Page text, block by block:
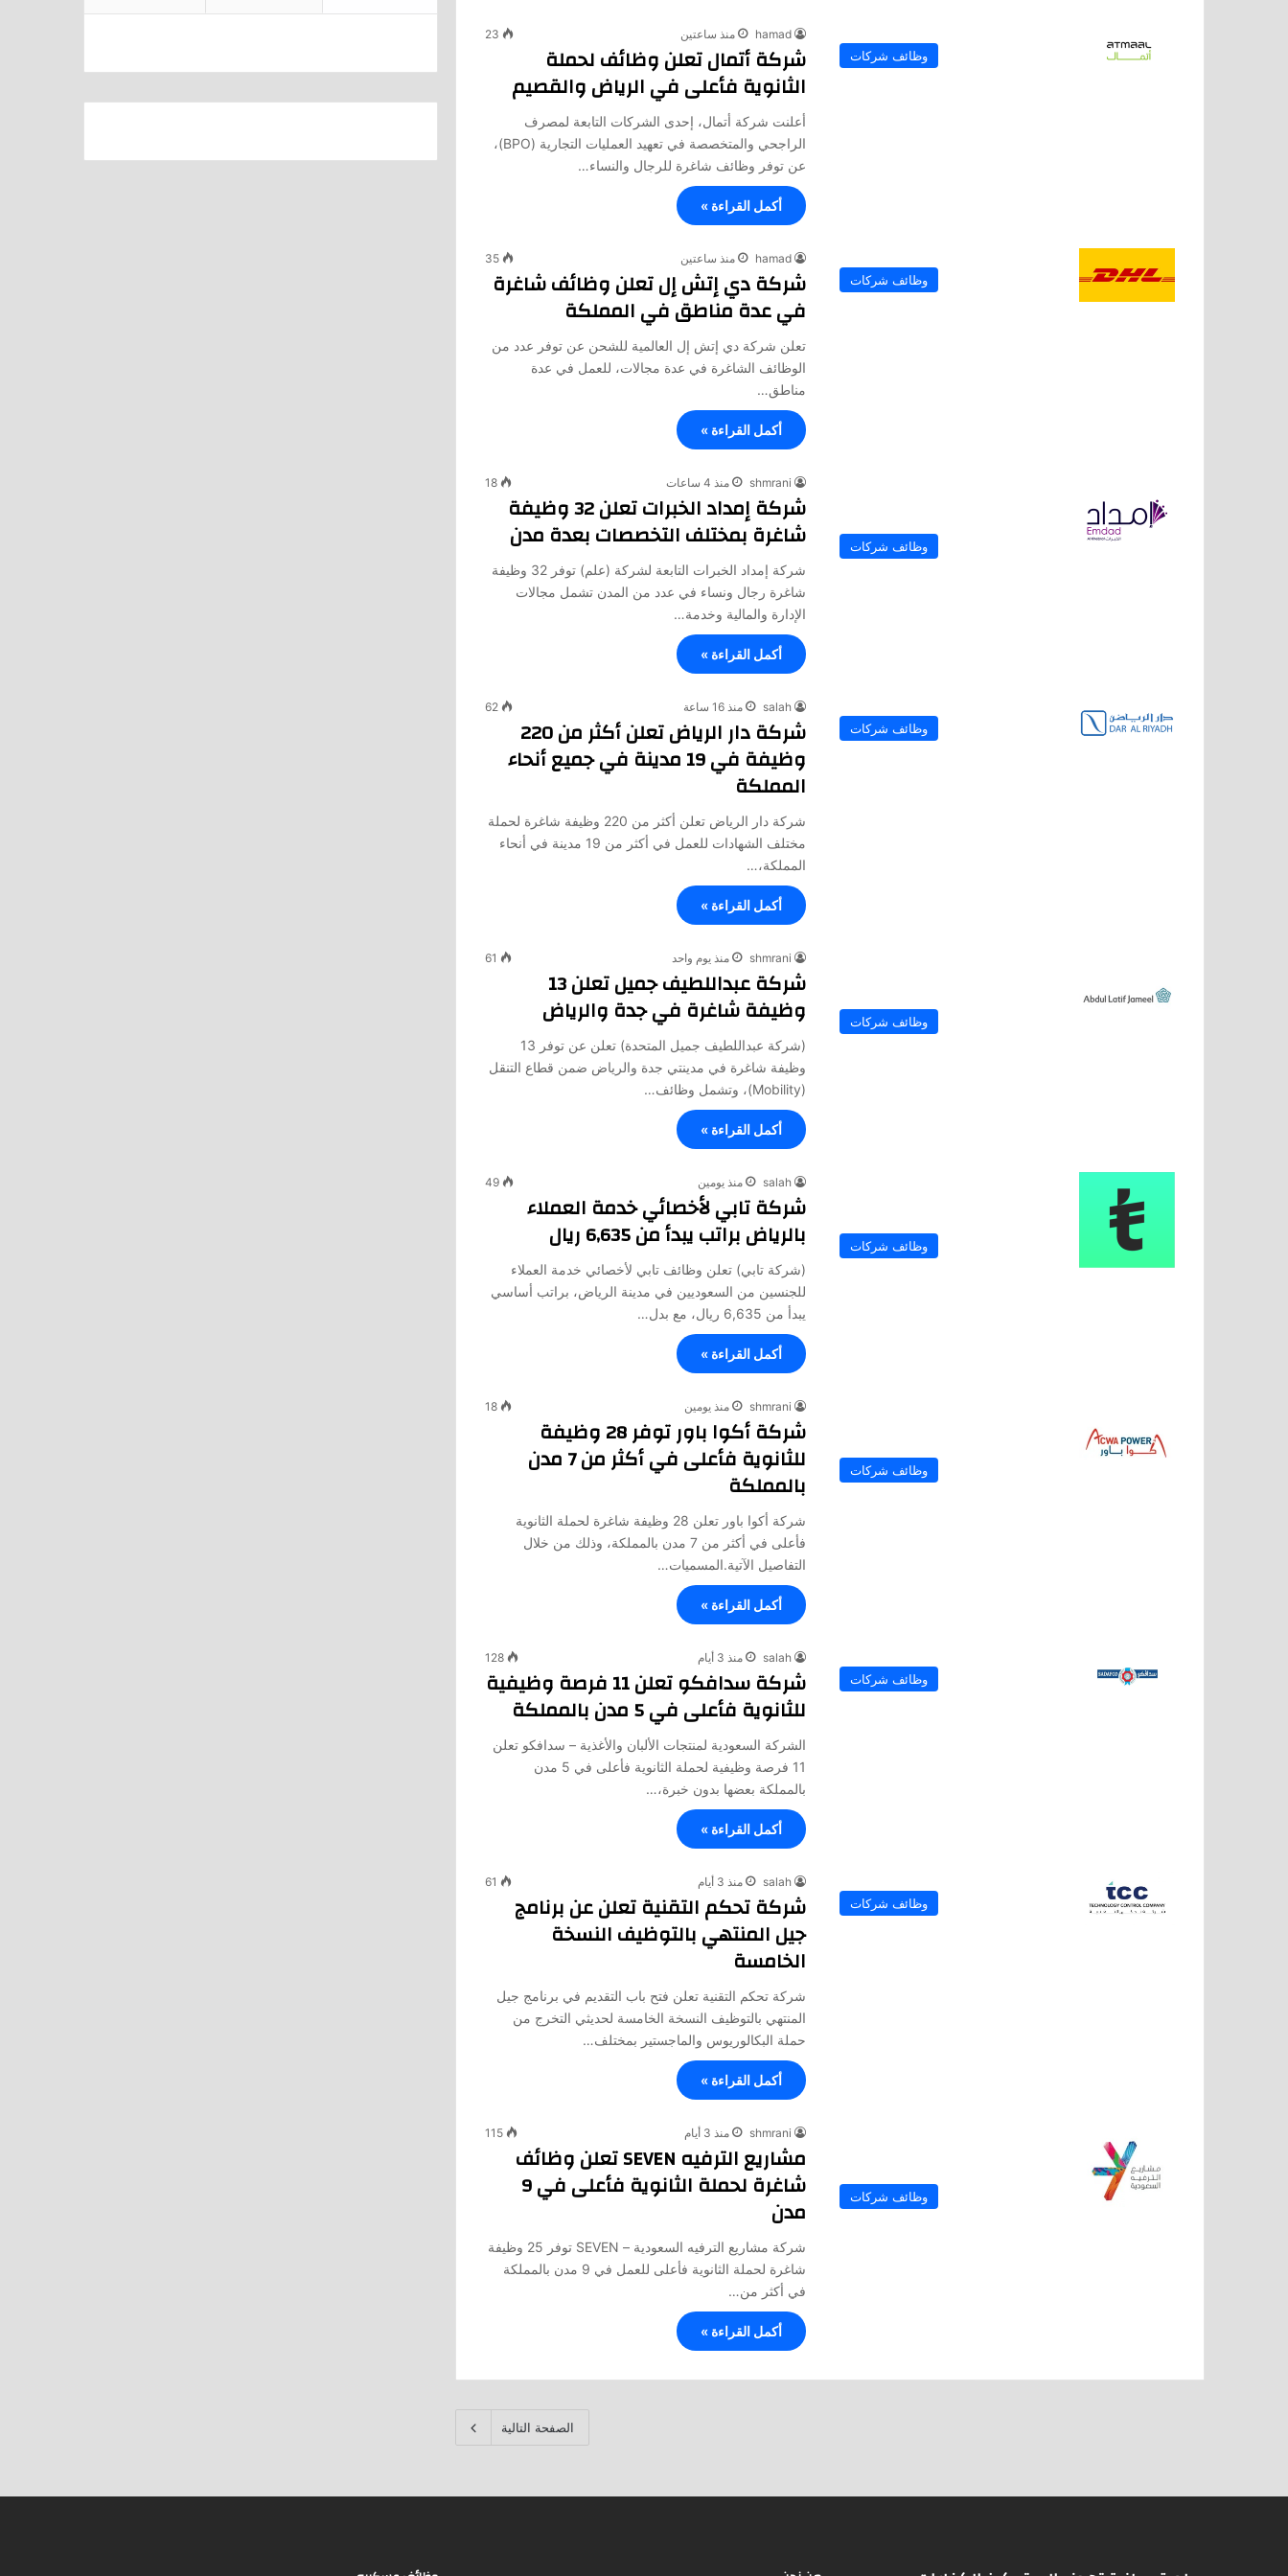
وظائف شركات
hamad منذ ساعتين 23
شركة أتمال تعلن وظائف لحملة
الثانوية فأعلى في الرياض والقصيم
أعلنت شركة أتمال، إحدى الشركات التابعة لمصرف
الراجحي والمتخصصة في تعهيد العمليات التجارية (BPO)،
عن توفر وظائف شاغرة للرجال والنساء…
أكمل القراءة »
وظائف شركات
hamad منذ ساعتين 35
شركة دي إتش إل تعلن وظائف شاغرة
في عدة مناطق في المملكة
تعلن شركة دي إتش إل العالمية للشحن عن توفر عدد من
الوظائف الشاغرة في عدة مجالات، للعمل في عدة
مناطق…
أكمل القراءة »
وظائف شركات
shmrani منذ 4 ساعات 18
شركة إمداد الخبرات تعلن 32 وظيفة
شاغرة بمختلف التخصصات بعدة مدن
شركة إمداد الخبرات التابعة لشركة (علم) توفر 32 وظيفة
شاغرة رجال ونساء في عدد من المدن تشمل مجالات
الإدارة والمالية وخدمة…
أكمل القراءة »
وظائف شركات
salah منذ 16 ساعة 62
شركة دار الرياض تعلن أكثر من 220
وظيفة في 19 مدينة في جميع أنحاء
المملكة
شركة دار الرياض تعلن أكثر من 220 وظيفة شاغرة لحملة
مختلف الشهادات للعمل في أكثر من 19 مدينة في أنحاء
المملكة،…
أكمل القراءة »
وظائف شركات
shmrani منذ يوم واحد 61
شركة عبداللطيف جميل تعلن 13
وظيفة شاغرة في جدة والرياض
(شركة عبداللطيف جميل المتحدة) تعلن عن توفر 13
وظيفة شاغرة في مدينتي جدة والرياض ضمن قطاع التنقل
(Mobility)، وتشمل وظائف…
أكمل القراءة »
وظائف شركات
salah منذ يومين 49
شركة تابي لأخصائي خدمة العملاء
بالرياض براتب يبدأ من 6,635 ريال
(شركة تابي) تعلن وظائف تابي لأخصائي خدمة العملاء
للجنسين من السعوديين في مدينة الرياض، براتب أساسي
يبدأ من 6,635 ريال، مع بدل…
أكمل القراءة »
وظائف شركات
shmrani منذ يومين 18
شركة أكوا باور توفر 28 وظيفة
للثانوية فأعلى في أكثر من 7 مدن
بالمملكة
شركة أكوا باور تعلن 28 وظيفة شاغرة لحملة الثانوية
فأعلى في أكثر من 7 مدن بالمملكة، وذلك من خلال
التفاصيل الآتية.المسميات…
أكمل القراءة »
وظائف شركات
salah منذ 3 أيام 128
شركة سدافكو تعلن 11 فرصة وظيفية
للثانوية فأعلى في 5 مدن بالمملكة
الشركة السعودية لمنتجات الألبان والأغذية – سدافكو تعلن
11 فرصة وظيفية لحملة الثانوية فأعلى في 5 مدن
بالمملكة بعضها بدون خبرة،…
أكمل القراءة »
وظائف شركات
salah منذ 3 أيام 61
شركة تحكم التقنية تعلن عن برنامج
جيل المنتهي بالتوظيف النسخة
الخامسة
شركة تحكم التقنية تعلن فتح باب التقديم في برنامج جيل
المنتهي بالتوظيف النسخة الخامسة لحديثي التخرج من
حملة البكالوريوس والماجستير بمختلف…
أكمل القراءة »
وظائف شركات
shmrani منذ 3 أيام 115
مشاريع الترفيه SEVEN تعلن وظائف
شاغرة لحملة الثانوية فأعلى في 9
مدن
شركة مشاريع الترفيه السعودية – SEVEN توفر 25 وظيفة
شاغرة لحملة الثانوية فأعلى للعمل في 9 مدن بالمملكة
في أكثر من…
أكمل القراءة »
الصفحة التالية